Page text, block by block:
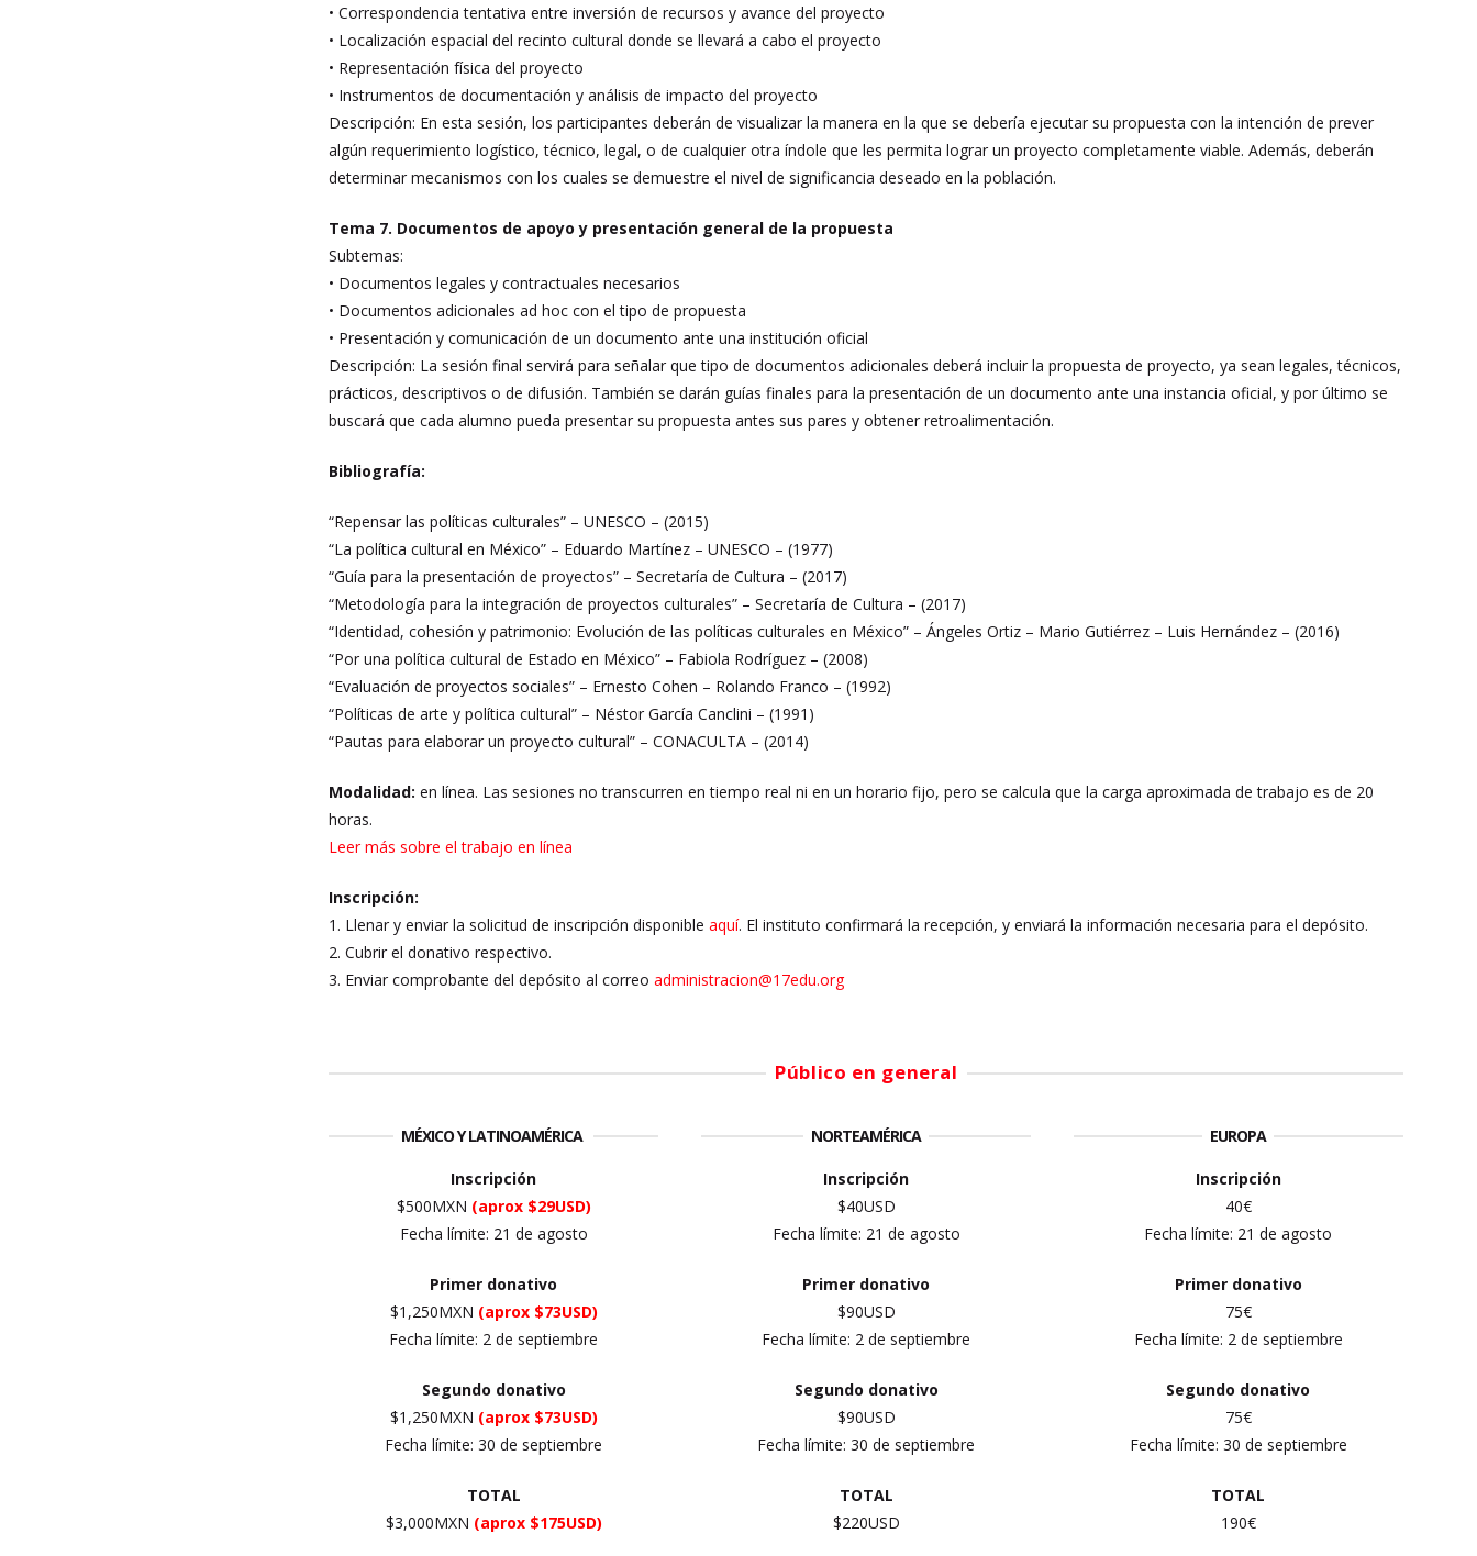
• Correspondencia tentativa entre inversión de recursos y avance del proyecto
• Localización espacial del recinto cultural donde se llevará a cabo el proyecto
• Representación física del proyecto
• Instrumentos de documentación y análisis de impacto del proyecto
Descripción: En esta sesión, los participantes deberán de visualizar la manera en la que se debería ejecutar su propuesta con la intención de prever
algún requerimiento logístico, técnico, legal, o de cualquier otra índole que les permita lograr un proyecto completamente viable. Además, deberán
determinar mecanismos con los cuales se demuestre el nivel de significancia deseado en la población.
Tema 7. Documentos de apoyo y presentación general de la propuesta
Subtemas:
• Documentos legales y contractuales necesarios
• Documentos adicionales ad hoc con el tipo de propuesta
• Presentación y comunicación de un documento ante una institución oficial
Descripción: La sesión final servirá para señalar que tipo de documentos adicionales deberá incluir la propuesta de proyecto, ya sean legales, técnicos,
prácticos, descriptivos o de difusión. También se darán guías finales para la presentación de un documento ante una instancia oficial, y por último se
buscará que cada alumno pueda presentar su propuesta antes sus pares y obtener retroalimentación.
Bibliografía:
“Repensar las políticas culturales” – UNESCO – (2015)
“La política cultural en México” – Eduardo Martínez – UNESCO – (1977)
“Guía para la presentación de proyectos” – Secretaría de Cultura – (2017)
“Metodología para la integración de proyectos culturales” – Secretaría de Cultura – (2017)
“Identidad, cohesión y patrimonio: Evolución de las políticas culturales en México” – Ángeles Ortiz – Mario Gutiérrez – Luis Hernández – (2016)
“Por una política cultural de Estado en México” – Fabiola Rodríguez – (2008)
“Evaluación de proyectos sociales” – Ernesto Cohen – Rolando Franco – (1992)
“Políticas de arte y política cultural” – Néstor García Canclini – (1991)
“Pautas para elaborar un proyecto cultural” – CONACULTA – (2014)
Modalidad: en línea. Las sesiones no transcurren en tiempo real ni en un horario fijo, pero se calcula que la carga aproximada de trabajo es de 20
horas.
Leer más sobre el trabajo en línea
Inscripción:
1. Llenar y enviar la solicitud de inscripción disponibleaquí. El instituto confirmará la recepción, y enviará la información necesaria para el depósito.
2. Cubrir el donativo respectivo.
3. Enviar comprobante del depósito al correoadministracion@17edu.org
Público en general
MÉXICO Y LATINOAMÉRICA
Inscripción
$500MXN (aprox $29USD)
Fecha límite: 21 de agosto
Primer donativo
$1,250MXN (aprox $73USD)
Fecha límite: 2 de septiembre
Segundo donativo
$1,250MXN (aprox $73USD)
Fecha límite: 30 de septiembre
TOTAL
$3,000MXN (aprox $175USD)
NORTEAMÉRICA
Inscripción
$40USD
Fecha límite: 21 de agosto
Primer donativo
$90USD
Fecha límite: 2 de septiembre
Segundo donativo
$90USD
Fecha límite: 30 de septiembre
TOTAL
$220USD
EUROPA
Inscripción
40€
Fecha límite: 21 de agosto
Primer donativo
75€
Fecha límite: 2 de septiembre
Segundo donativo
75€
Fecha límite: 30 de septiembre
TOTAL
190€